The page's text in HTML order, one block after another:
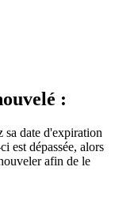
:
sa date d'expiration
est dépassée, alors
afin de le